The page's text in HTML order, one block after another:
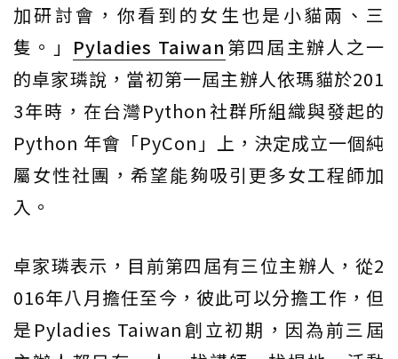
加研討會，你看到的女生也是小貓兩、三
隻。」 Pyladies Taiwan 第四屆主辦人之一
的卓家璘說，當初第一屆主辦人依瑪貓於201
3年時，在台灣Python社群所組織與發起的
Python 年會「PyCon」上，決定成立一個純
屬女性社團，希望能夠吸引更多女工程師加
入。
卓家璘表示，目前第四屆有三位主辦人，從2
016年八月擔任至今，彼此可以分擔工作，但
是Pyladies Taiwan創立初期，因為前三屆